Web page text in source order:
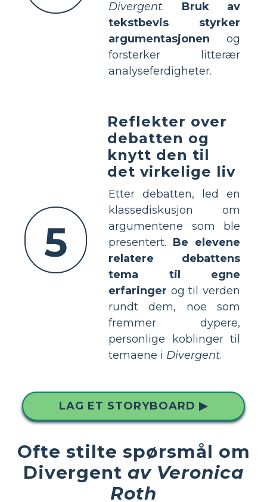
Divergent. Bruk av
tekstbevis styrker
argumentasjonen og
forsterker litterær
analyseferdigheter.
5
Reflekter over
debatten og
knytt den til
det virkelige liv
Etter debatten, led en
klassediskusjon om
argumentene som ble
presentert. Be elevene
relatere debattens
tema til egne
erfaringer og til verden
rundt dem, noe som
fremmer dypere,
personlige koblinger til
temaene i Divergent.
LAG ET STORYBOARD ▶
Ofte stilte spørsmål om
Divergent av Veronica
Roth